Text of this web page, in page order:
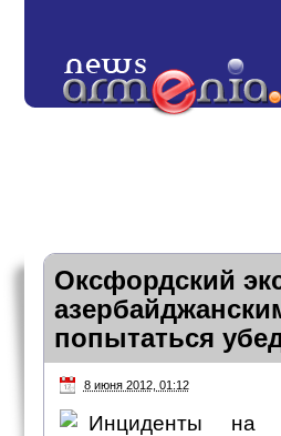
Оксфордский
попытаться
8 июня 2012, 01:12
Инциденты на